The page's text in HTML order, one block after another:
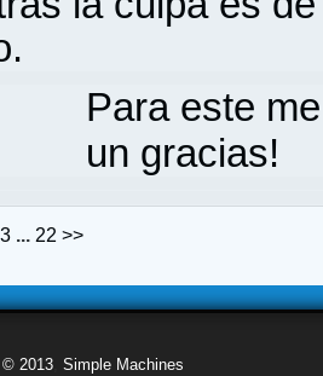
Para este
un gracias!
3 ... 22 >>
2013 Simple Machines